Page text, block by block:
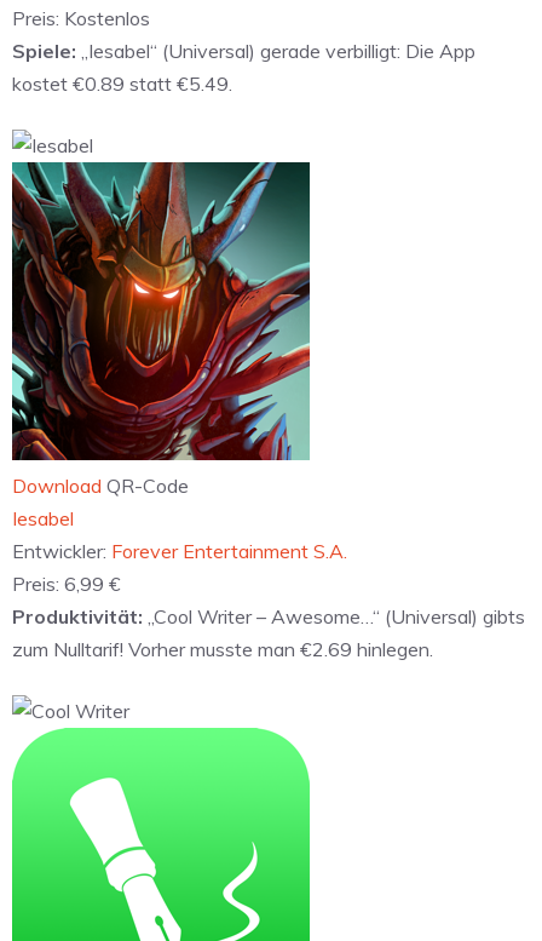
Preis: Kostenlos
Spiele: „Iesabel“ (Universal) gerade verbilligt: Die App
kostet €0.89 statt €5.49.
Download QR-Code
‎Iesabel
Entwickler: Forever Entertainment S.A.
Preis: 6,99 €
Produktivität: „Cool Writer – Awesome…“ (Universal) gibts
zum Nulltarif! Vorher musste man €2.69 hinlegen.